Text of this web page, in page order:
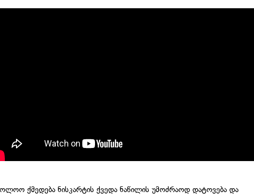
ქმედება ნისკარტის ქვედა ნაწილის უმოძრაოდ დატოვება და